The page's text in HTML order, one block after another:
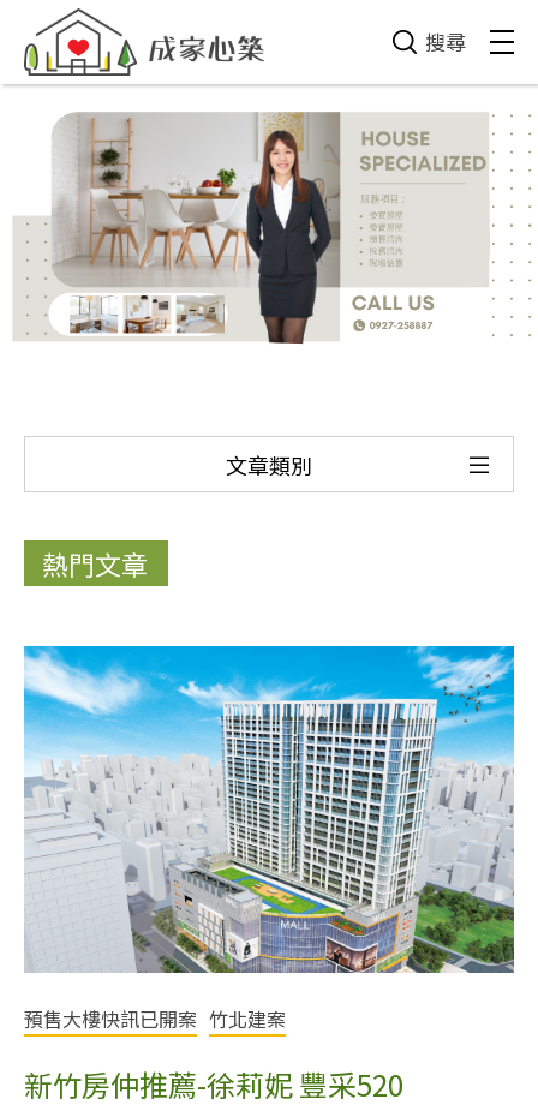
搜尋
文章類別
熱門文章
預售大樓快訊已開案 竹北建案
新竹房仲推薦-徐莉妮 豐采520